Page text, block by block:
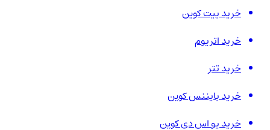
خرید بیت کوین
خرید اتریوم
خرید تتر
خرید بایننس کوین
خرید یو اس دی کوین